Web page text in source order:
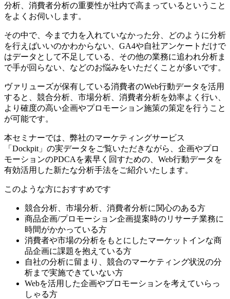
分析、消費者分析の重要性が社内で高まっているということ
をよくお伺いします。
その中で、今まで力を入れていなかった分、どのように分析
を行えばいいのかわからない、GA4や自社アンケートだけで
はデータとして不足している、その他の業務に追われ分析ま
で手が回らない、などのお悩みをいただくことが多いです。
ヴァリューズが保有している消費者のWeb行動データを活用
すると、競合分析、市場分析、消費者分析を効率よく行い、
より確度の高い企画やプロモーション施策の策定を行うこと
が可能です。
本セミナーでは、弊社のマーケティングサービス
「Dockpit」の実データをご覧いただきながら、企画やプロ
モーションのPDCAを素早く回すための、Web行動データを
有効活用した新たな分析手法をご紹介いたします。
このような方におすすめです
競合分析、市場分析、消費者分析に関心のある方
商品企画/プロモーション企画提案時のリサーチ業務に
時間がかかっている方
消費者や市場の分析をもとにしたマーケットインな商
品企画に課題を抱えている方
自社の分析に留まり、競合のマーケティング状況の分
析まで実施できていない方
Webを活用した企画やプロモーションを考えていらっ
しゃる方